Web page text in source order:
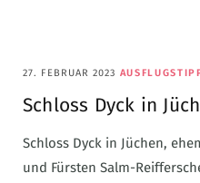
27. FEBRUAR 2023
Schloss Dyck in
Schloss Dyck in Jüchen,
und Fürsten Salm-